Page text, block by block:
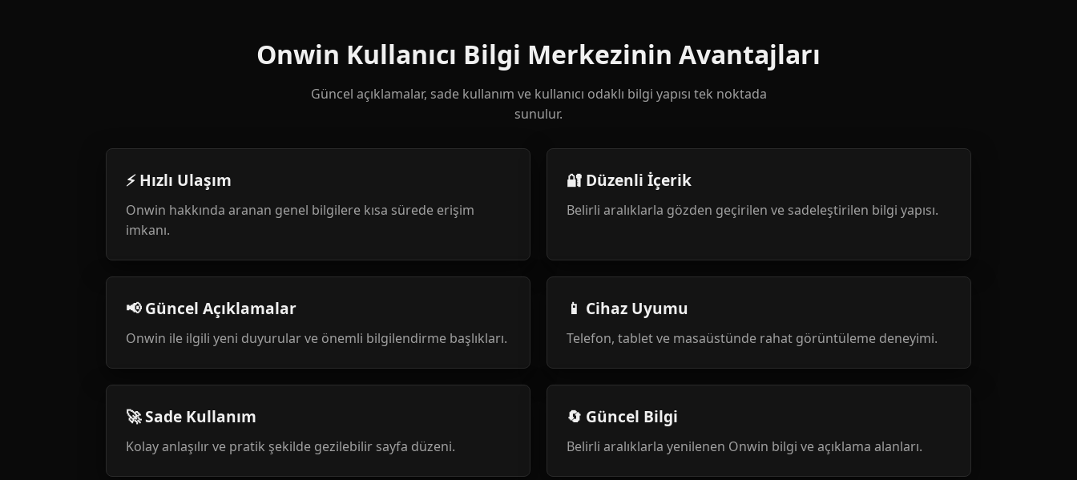
Onwin Kullanıcı Bilgi Merkezinin Avantajları
Güncel açıklamalar, sade kullanım ve kullanıcı odaklı bilgi yapısı tek noktada
sunulur.
⚡ Hızlı Ulaşım
Onwin hakkında aranan genel bilgilere kısa sürede erişim
imkanı.
🔐 Düzenli İçerik
Belirli aralıklarla gözden geçirilen ve sadeleştirilen bilgi yapısı.
📢 Güncel Açıklamalar
Onwin ile ilgili yeni duyurular ve önemli bilgilendirme başlıkları.
📱 Cihaz Uyumu
Telefon, tablet ve masaüstünde rahat görüntüleme deneyimi.
🚀 Sade Kullanım
Kolay anlaşılır ve pratik şekilde gezilebilir sayfa düzeni.
🔄 Güncel Bilgi
Belirli aralıklarla yenilenen Onwin bilgi ve açıklama alanları.